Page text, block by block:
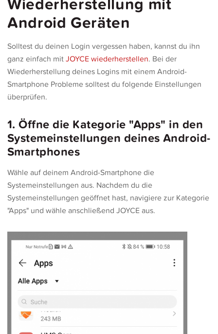
Wiederherstellung mit
Android Geräten
Solltest du deinen Login vergessen haben, kannst du ihn
ganz einfach mit JOYCE wiederherstellen. Bei der
Wiederherstellung deines Logins mit einem Android-
Smartphone Probleme solltest du folgende Einstellungen
überprüfen.
1. Öffne die Kategorie "Apps" in den
Systemeinstellungen deines Android-
Smartphones
Wähle auf deinem Android-Smartphone die
Systemeinstellungen aus. Nachdem du die
Systemeinstellungen geöffnet hast, navigiere zur Kategorie
"Apps" und wähle anschließend JOYCE aus.
Community Guide
Mitgliedschaft
Hilfe